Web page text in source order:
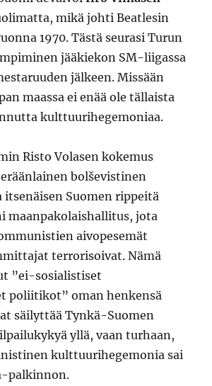
mikä johti Beatlesin
1970. Tästä seurasi Turun
jääkiekon SM-liigassa
jälkeen. Missään
maassa ei enää ole tällaista
kulttuurihegemoniaa.
Risto Volasen kokemus
bolševistinen
itsenäisen Suomen rippeitä
maanpakolaishallitus, jota
aivopesemät
terrorisoivat. Nämä
”ei-sosialistiset
poliitikot” oman henkensä
säilyttää Tynkä-Suomen
yllä, vaan turhaan,
kulttuurihegemonia sai
palkinnon.